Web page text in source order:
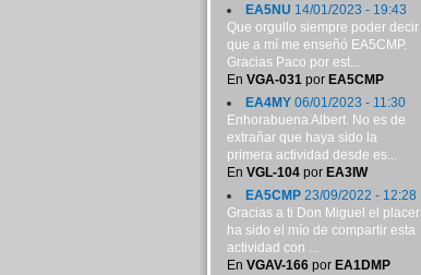
EA5NU 14/01/2023 - 19:43
Que orgullo siempre poder decir
que a mí me enseñó EA5CMP.
Gracias Paco por est...
En VGA-031 por EA5CMP
EA4MY06/01/2023 - 11:30
Enhorabuena Albert. No es de
extrañar que haya sido la
primera actividad desde es...
En VGL-104por EA3IW
EA5CMP23/09/2022 - 12:28
Gracias a ti Don Miguel el placer
ha sido el mío de compartir esta
actividad con ...
En VGAV-166por EA1DMP